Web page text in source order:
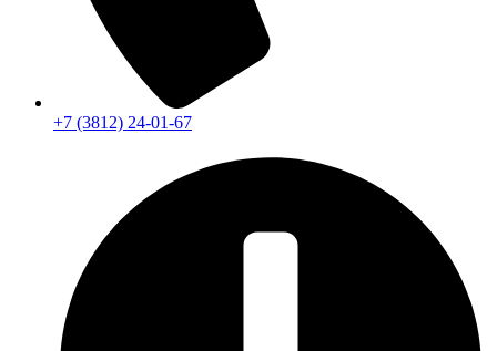
+7 (3812) 24-01-67